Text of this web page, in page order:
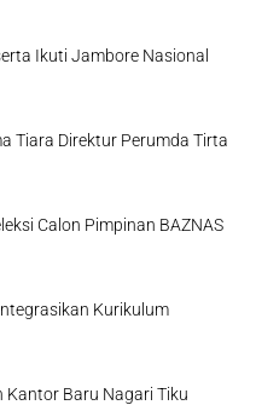
Ikuti Jambore Nasional
Tiara Direktur Perumda Tirta
Calon Pimpinan BAZNAS
Kurikulum
Kantor Baru Nagari Tiku